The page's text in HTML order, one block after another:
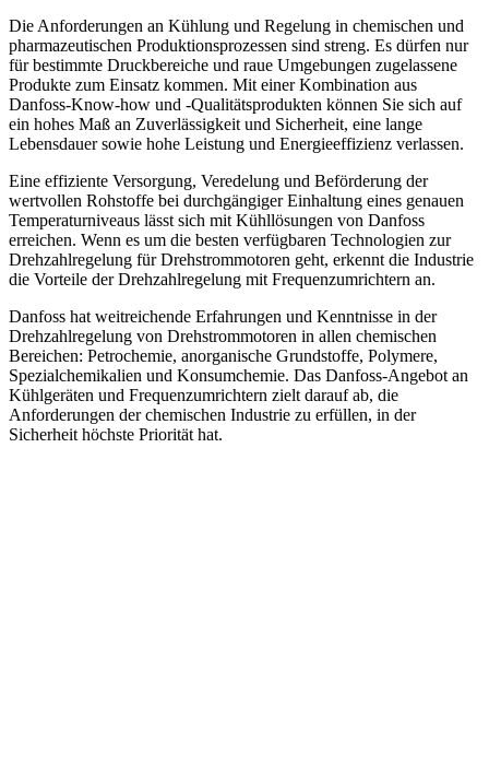
Die Anforderungen an Kühlung und Regelung in chemischen und
pharmazeutischen Produktionsprozessen sind streng. Es dürfen nur
für bestimmte Druckbereiche und raue Umgebungen zugelassene
Produkte zum Einsatz kommen. Mit einer Kombination aus
Danfoss-Know-how und -Qualitätsprodukten können Sie sich auf
ein hohes Maß an Zuverlässigkeit und Sicherheit, eine lange
Lebensdauer sowie hohe Leistung und Energieeffizienz verlassen.
Eine effiziente Versorgung, Veredelung und Beförderung der
wertvollen Rohstoffe bei durchgängiger Einhaltung eines genauen
Temperaturniveaus lässt sich mit Kühllösungen von Danfoss
erreichen. Wenn es um die besten verfügbaren Technologien zur
Drehzahlregelung für Drehstrommotoren geht, erkennt die Industrie
die Vorteile der Drehzahlregelung mit Frequenzumrichtern an.
Danfoss hat weitreichende Erfahrungen und Kenntnisse in der
Drehzahlregelung von Drehstrommotoren in allen chemischen
Bereichen: Petrochemie, anorganische Grundstoffe, Polymere,
Spezialchemikalien und Konsumchemie. Das Danfoss-Angebot an
Kühlgeräten und Frequenzumrichtern zielt darauf ab, die
Anforderungen der chemischen Industrie zu erfüllen, in der
Sicherheit höchste Priorität hat.